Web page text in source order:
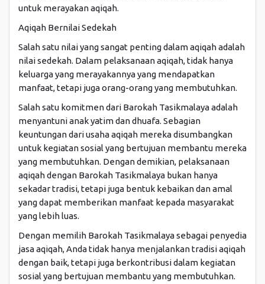
untuk merayakan aqiqah.
Aqiqah Bernilai Sedekah
Salah satu nilai yang sangat penting dalam aqiqah adalah
nilai sedekah. Dalam pelaksanaan aqiqah, tidak hanya
keluarga yang merayakannya yang mendapatkan
manfaat, tetapi juga orang-orang yang membutuhkan.
Salah satu komitmen dari Barokah Tasikmalaya adalah
menyantuni anak yatim dan dhuafa. Sebagian
keuntungan dari usaha aqiqah mereka disumbangkan
untuk kegiatan sosial yang bertujuan membantu mereka
yang membutuhkan. Dengan demikian, pelaksanaan
aqiqah dengan Barokah Tasikmalaya bukan hanya
sekadar tradisi, tetapi juga bentuk kebaikan dan amal
yang dapat memberikan manfaat kepada masyarakat
yang lebih luas.
Dengan memilih Barokah Tasikmalaya sebagai penyedia
jasa aqiqah, Anda tidak hanya menjalankan tradisi aqiqah
dengan baik, tetapi juga berkontribusi dalam kegiatan
sosial yang bertujuan membantu yang membutuhkan.